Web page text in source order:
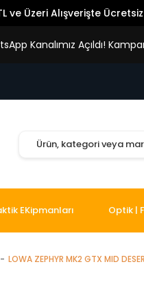
ve Üzeri Alışverişte
Kanalımız Açıldı!
EKipmanları Optik |
LOWA ZEPHYR MK2 GTX MID